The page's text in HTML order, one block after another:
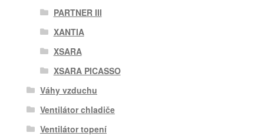
PARTNER III
XANTIA
XSARA
XSARA PICASSO
Váhy vzduchu
Ventilátor chladiče
Ventilátor topení